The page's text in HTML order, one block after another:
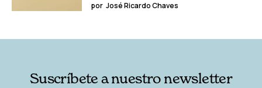
por José Ricardo Chaves
Suscríbete a nuestro newsletter